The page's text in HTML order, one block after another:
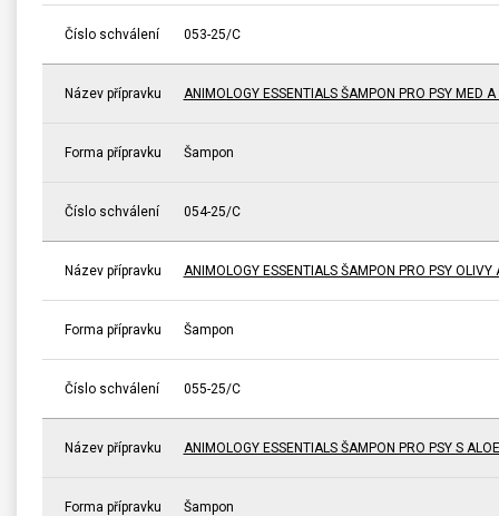
Číslo schválení 053-25/C
Název přípravku ANIMOLOGY ESSENTIALS ŠAMPON PRO PSY MED
Forma přípravku Šampon
Číslo schválení 054-25/C
Název přípravku ANIMOLOGY ESSENTIALS ŠAMPON PRO PSY OLIVY
Forma přípravku Šampon
Číslo schválení 055-25/C
Název přípravku ANIMOLOGY ESSENTIALS ŠAMPON PRO PSY S
Forma přípravku Šampon